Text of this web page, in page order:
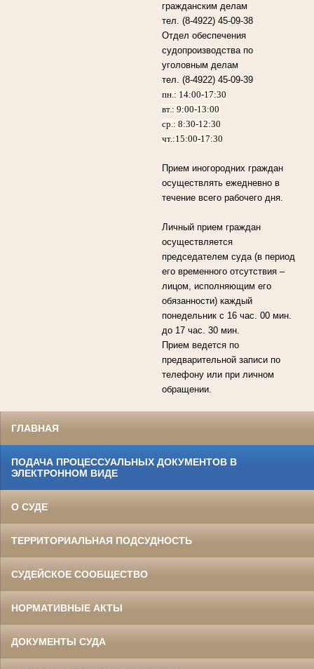
гражданским делам
тел. (8-4922) 45-09-38
Отдел обеспечения
судопроизводства по
уголовным делам
тел. (8-4922) 45-09-39
пн.: 14:00-17:30
вт.: 9:00-13:00
ср.: 8:30-12:30
чт.:15:00-17:30
Прием иногородних граждан
осуществлять ежедневно в
течение всего рабочего дня.
Личный прием граждан
осуществляется
председателем суда (в период
его временного отсутствия –
лицом, исполняющим его
обязанности) каждый
понедельник с 16 час. 00 мин.
до 17 час. 30 мин.
Прием ведется по
предварительной записи по
телефону или при личном
обращении.
ГЛАВНАЯ
ПОДАЧА ПРОЦЕССУАЛЬНЫХ ДОКУМЕНТОВ В
ЭЛЕКТРОННОМ ВИДЕ
О СУДЕ
ТЕРРИТОРИАЛЬНАЯ ПОДСУДНОСТЬ
СУДЕЙСКОЕ СООБЩЕСТВО
НОРМАТИВНЫЕ АКТЫ
ДОКУМЕНТЫ СУДА